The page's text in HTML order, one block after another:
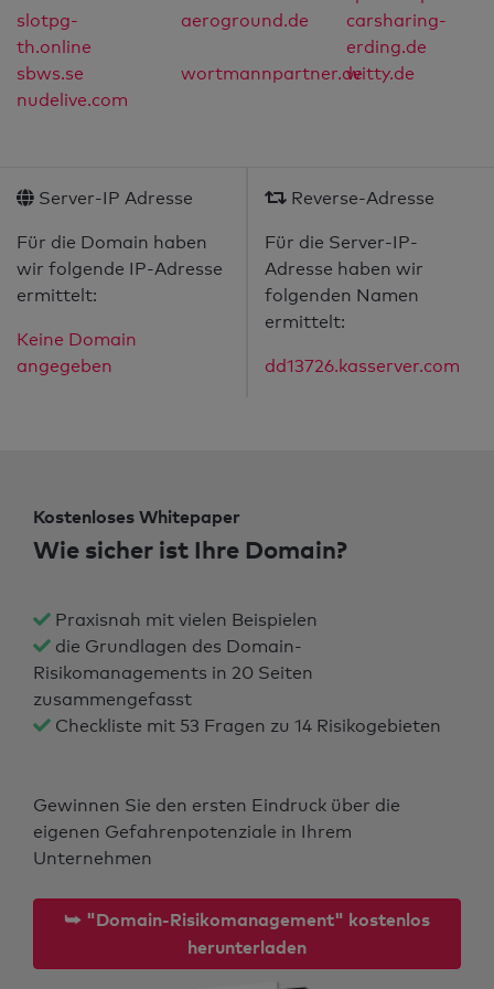
slotpg-
th.online
aeroground.de
carsharing-
erding.de
sbws.se
wortmannpartner.dewitty.de
nudelive.com
Server-IP Adresse
Für die Domain haben
wir folgende IP-Adresse
ermittelt:
Keine Domain
angegeben
Reverse-Adresse
Für die Server-IP-
Adresse haben wir
folgenden Namen
ermittelt:
dd13726.kasserver.com
Kostenloses Whitepaper
Wie sicher ist Ihre Domain?
Praxisnah mit vielen Beispielen
die Grundlagen des Domain-
Risikomanagements in 20 Seiten
zusammengefasst
Checkliste mit 53 Fragen zu 14 Risikogebieten
Gewinnen Sie den ersten Eindruck über die
eigenen Gefahrenpotenziale in Ihrem
Unternehmen
⮩ "Domain-Risikomanagement" kostenlos
herunterladen